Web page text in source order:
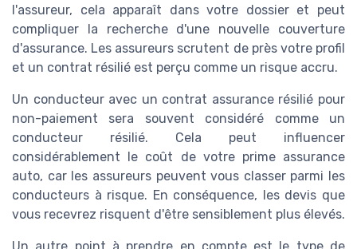
l'assureur, cela apparaît dans votre dossier et peut
compliquer la recherche d'une nouvelle couverture
d'assurance. Les assureurs scrutent de près votre profil
et un contrat résilié est perçu comme un risque accru.
Un conducteur avec un contrat assurance résilié pour
non-paiement sera souvent considéré comme un
conducteur résilié. Cela peut influencer
considérablement le coût de votre prime assurance
auto, car les assureurs peuvent vous classer parmi les
conducteurs à risque. En conséquence, les devis que
vous recevrez risquent d'être sensiblement plus élevés.